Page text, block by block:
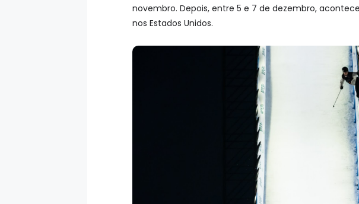
novembro. Depois, entre 5 e 7 de dezembro,
nos Estados Unidos.